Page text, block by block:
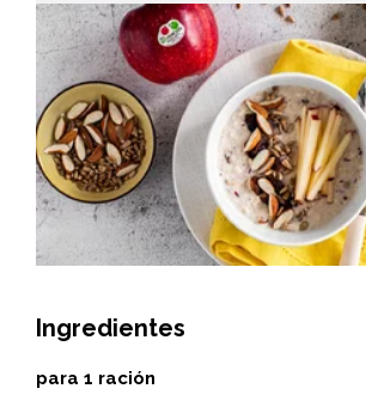
Ingredientes
para 1 ración